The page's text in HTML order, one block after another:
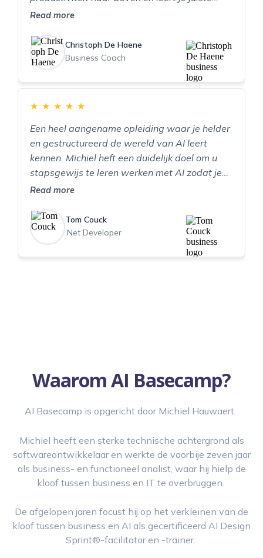
prompts schrijven.
Read more
Christoph De Haene
Business Coach
★ ★ ★ ★ ★
Een heel aangename opleiding waar je helder
en gestructureerd de wereld van AI leert
kennen. Michiel heft een duidelijk doel om u
stapsgewijs te leren werken met AI zodat je
AI efficient in jouw dagelijkse leven en
heft goede visuals waardoor de
aandachtspanne continue getriggerd blijft.
Read more
Tom Couck
.Net Developer
Waarom AI Basecamp?
AI Basecamp is opgericht door Michiel Hauwaert.
Michiel heeft een sterke technische achtergrond als
softwareontwikkelaar en werkte de voorbije zeven jaar
als business- en functioneel analist, waar hij hielp de
kloof tussen business en IT te overbruggen.
De afgelopen jaren focust hij op het verkleinen van de
kloof tussen business en AI als gecertificeerd AI Design
Sprint®-facilitator en -trainer.